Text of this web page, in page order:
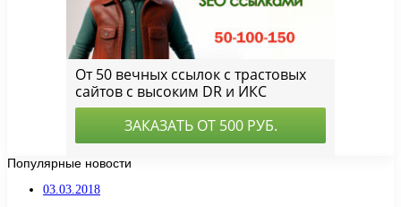
Популярные новости
03.03.2018